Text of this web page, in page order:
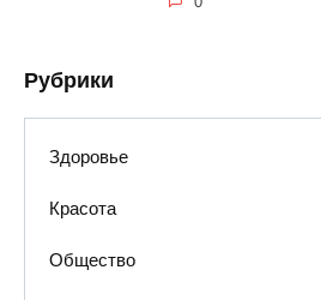
Рубрики
Здоровье
Красота
Общество